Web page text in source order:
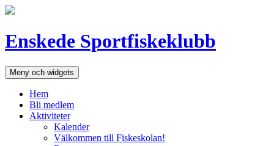
Hoppa
Enskede Sportfiskeklubb
Meny och widgets
Hem
Bli medlem
Aktiviteter
Kalender
Välkommen till Fiskeskolan!